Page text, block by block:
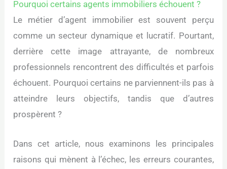
Pourquoi certains agents immobiliers échouent ?
Le métier d’agent immobilier est souvent perçu
comme un secteur dynamique et lucratif. Pourtant,
derrière cette image attrayante, de nombreux
professionnels rencontrent des difficultés et parfois
échouent. Pourquoi certains ne parviennent-ils pas à
atteindre leurs objectifs, tandis que d’autres
prospèrent ?
Dans cet article, nous examinons les principales
raisons qui mènent à l’échec, les erreurs courantes,